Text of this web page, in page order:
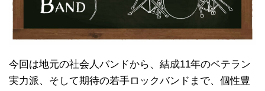
今回は地元の社会人バンドから、結成11年のベテラン
実力派、そして期待の若手ロックバンドまで、個性豊